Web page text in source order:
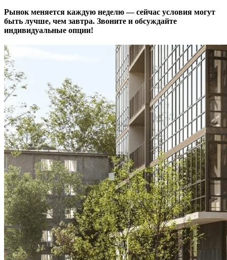
Рынок меняется каждую неделю — сейчас условия могут
быть лучше, чем завтра. Звоните и обсуждайте
индивидуальные опции!